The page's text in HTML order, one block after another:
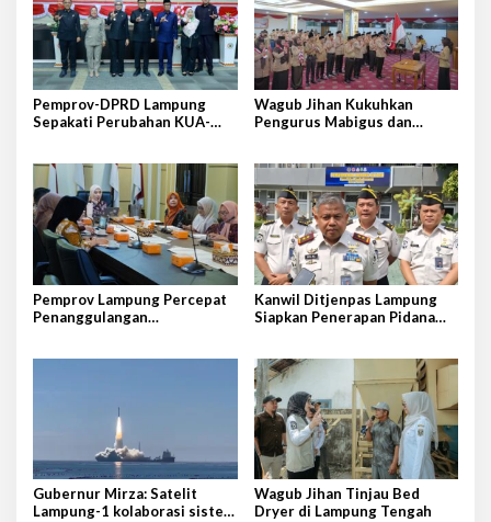
Pemprov-DPRD Lampung
Sepakati Perubahan KUA-
Wagub Jihan Kukuhkan
Pengurus Mabigus dan
Pemprov Lampung Percepat
Penanggulangan
Kanwil Ditjenpas Lampung
Siapkan Penerapan Pidana
Gubernur Mirza: Satelit
Lampung-1 kolaborasi sister
Wagub Jihan Tinjau Bed
Dryer di Lampung Tengah